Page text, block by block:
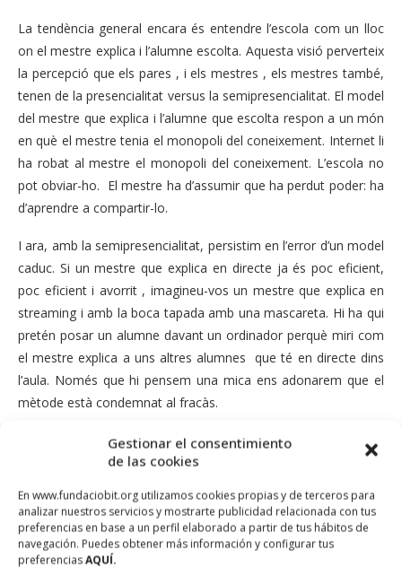
Gestionar el consentimiento
de las cookies
En www.fundaciobit.org utilizamos cookies propias y de terceros para
analizar nuestros servicios y mostrarte publicidad relacionada con tus
preferencias en base a un perfil elaborado a partir de tus hábitos de
navegación. Puedes obtener más información y configurar tus
preferenciasAQUÍ.
La tendència general encara és entendre l’escola com un lloc
on el mestre explica i l’alumne escolta. Aquesta visió perverteix
la percepció que els pares , i els mestres , els mestres també,
tenen de la presencialitat versus la semipresencialitat. El model
del mestre que explica i l’alumne que escolta respon a un món
en què el mestre tenia el monopoli del coneixement. Internet li
ha robat al mestre el monopoli del coneixement. L’escola no
pot obviar-ho. El mestre ha d’assumir que ha perdut poder: ha
d’aprendre a compartir-lo.
I ara, amb la semipresencialitat, persistim en l’error d’un model
caduc. Si un mestre que explica en directe ja és poc eficient,
poc eficient i avorrit , imagineu-vos un mestre que explica en
streaming i amb la boca tapada amb una mascareta. Hi ha qui
pretén posar un alumne davant un ordinador perquè miri com
el mestre explica a uns altres alumnes que té en directe dins
l’aula. Només que hi pensem una mica ens adonarem que el
mètode està condemnat al fracàs.
L’important no és el que fa el mestre , sinó el que fa l’alumne.
El mestre no ha d’explicar , sinó que ha de dissenyar una tasca
preveure quines eines necessitarà l’alumne per poder-la
desenvolupar i quin acompanyament necessitarà. No podem
oblidar que l’aprenentatge és social i per tant cal delimitar què